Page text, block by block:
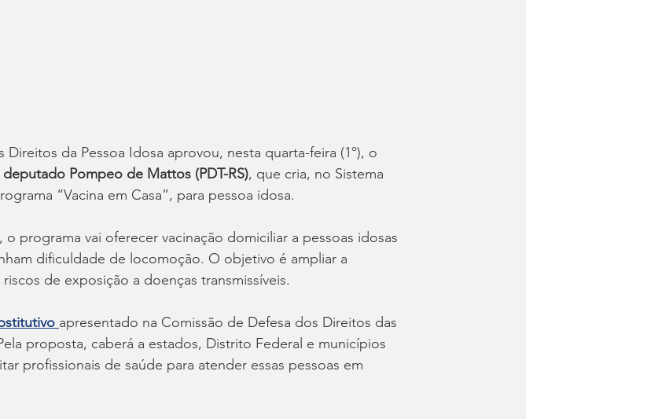
da Pessoa Idosa aprovou, nesta quarta-feira (1º), o
deputado Pompeo de Mattos (PDT-RS), que cria, no Sistema
“Vacina em Casa”, para pessoa idosa.
programa vai oferecer vacinação domiciliar a pessoas idosas
dificuldade de locomoção. O objetivo é ampliar a
de exposição a doenças transmissíveis.
apresentado na Comissão de Defesa dos Direitos das
proposta, caberá a estados, Distrito Federal e municípios
profissionais de saúde para atender essas pessoas em